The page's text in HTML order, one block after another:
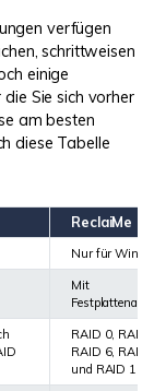
verfügen
schrittweisen
einige
Sie sich vorher
am besten
diese Tabelle
ReclaiMe
Nur für
Mit
RAID 0, RAID
RAID 6, RAID
und RAID 10